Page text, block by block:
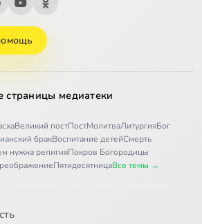
страницы медиатеки
Великий постПостМолитваЛитургияБог
бракВоспитание детейСмерть
нужна религияПокров Богородицы
ПятидесятницаВсе темы →